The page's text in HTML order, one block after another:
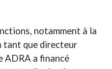
notamment à la
tant que directeur
ADRA a financé